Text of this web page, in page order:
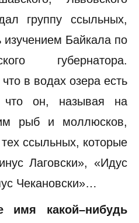
группу ссыльных,
изучением Байкала по
губернатора.
в водах озера есть
что он, называя на
рыб и моллюсков,
ссыльных, которые
Лаговски», «Идус
Чекановски»…
какой–нибудь